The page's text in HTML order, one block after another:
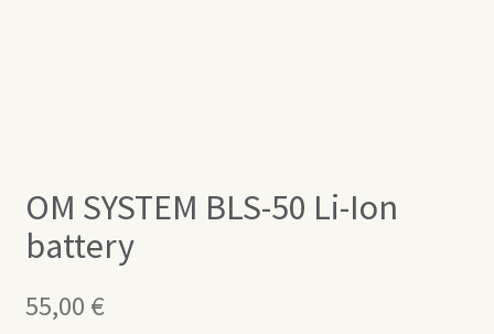
OM SYSTEM BLS-50 Li-Ion
battery
55,00 €